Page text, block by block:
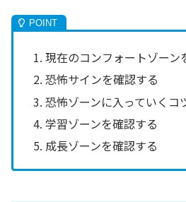
現在のコンフォートゾーン
恐怖サインを確認する
恐怖ゾーンに入っていくコ
学習ゾーンを確認する
成長ゾーンを確認する